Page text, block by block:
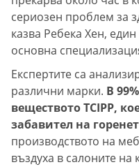
сериозен проблем за
казва Ребека Хен,
основна
Експертите са
различни марки. В
веществото TCIPP,
забавител на
производството на
въздуха в салоните на